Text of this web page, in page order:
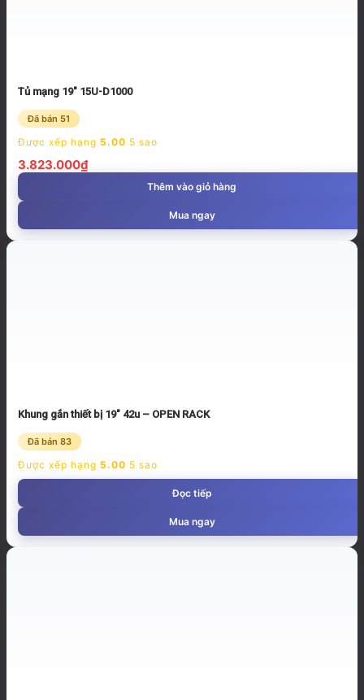
Tủ mạng 19″ 15U-D1000
Đã bán 51
Được xếp hạng 5.00 5 sao
3.823.000₫
Thêm vào giỏ hàng
Mua ngay
Khung gắn thiết bị 19″ 42u – OPEN RACK
Đã bán 83
Được xếp hạng 5.00 5 sao
Đọc tiếp
Mua ngay